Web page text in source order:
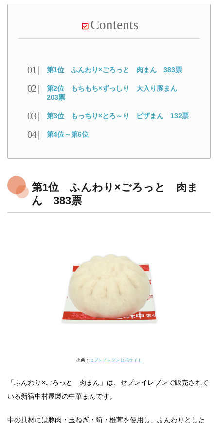
Contents
第1位 ふんわり×ごろっと 肉まん 383票
第2位 もちもち×ずっしり 大入り豚まん
203票
第3位 もっちり×とろ～り ピザまん 132票
第4位～第6位
第1位 ふんわり×ごろっと 肉ま
ん 383票
出典： セブンイレブン公式サイト
「ふんわり×ごろっと 肉まん」は、セブンイレブンで販売されて
いる新宿中村屋製の中華まんです。
中の具材には豚肉・玉ねぎ・筍・椎茸を使用し、ふんわりとした